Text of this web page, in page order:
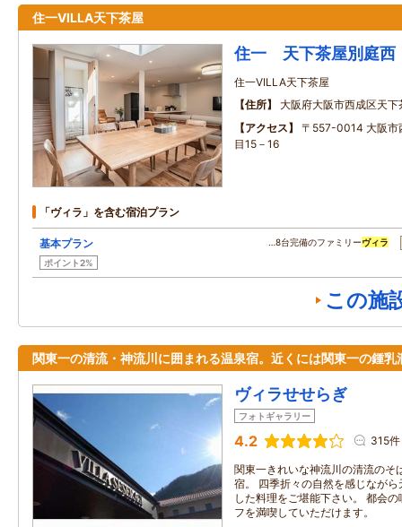
住一VILLA天下茶屋
住一 天下茶屋別庭西
住一VILLA天下茶屋
住所
大阪府大阪市西成区天下
アクセス
〒557-0014 大阪市
目15－16
「ヴィラ」を含む宿泊プラン
基本プラン
ポイント2%
…8台完備のファミリーヴィラ
この施
関東一の清流・神流川に囲まれる温泉宿。近くには関東一の鍾乳
ヴィラせせらぎ
フォトギャラリー
4.2 315件
関東一きれいな神流川の清流のそ
宿。 四季折々の自然を感じなが
した料理をご堪能下さい。 都会
フを満喫していただけます。